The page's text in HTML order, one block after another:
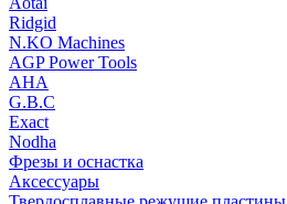
Ridgid
N.KO Machines
AGP Power Tools
AHA
G.B.C
Exact
Nodha
Фрезы и оснастка
Аксессуары